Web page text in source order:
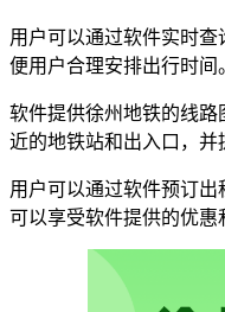
用户可以通过软件实时
便用户合理安排出行时间
软件提供徐州地铁的线
近的地铁站和出入口，并
用户可以通过软件预订
可以享受软件提供的优惠